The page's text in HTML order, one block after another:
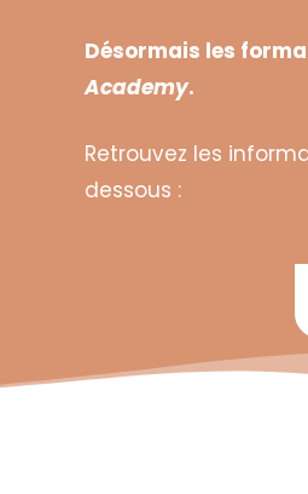
Désormais les
Academy.
Retrouvez les
dessous :